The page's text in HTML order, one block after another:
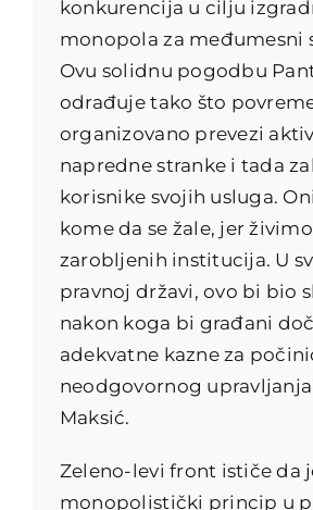
konkurencija u cilju
monopola za međumesni
Ovu solidnu pogodbu
odrađuje tako što
organizovano prevezi
napredne stranke i tada
korisnike svojih usluga.
kome da se žale, jer
zarobljenih institucija. U
pravnoj državi, ovo bi bio
nakon koga bi građani
adekvatne kazne za
neodgovornog
Maksić.
Zeleno-levi front ističe da
monopolistički princip u